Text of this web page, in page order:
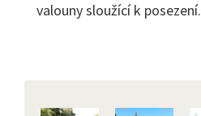
valouny sloužící k posezení.